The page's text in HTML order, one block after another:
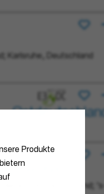
Produkte
Karlsruhe, Deutschland
Ostdeutschland
(m/f/d)
Deutschland; ’s-